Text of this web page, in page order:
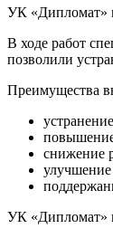
УК «Дипломат»
В ходе работ
позволили
Преимущества
снижение
УК «Дипломат»